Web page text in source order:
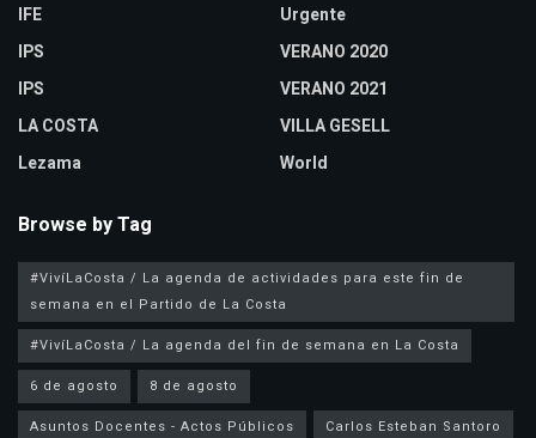
IFE
IPS
IPS
LA COSTA
Lezama
Urgente
VERANO 2020
VERANO 2021
VILLA GESELL
World
Browse by Tag
#VivíLaCosta / La agenda de actividades para este fin de
semana en el Partido de La Costa
#VivíLaCosta / La agenda del fin de semana en La Costa
6 de agosto
8 de agosto
Asuntos Docentes - Actos Públicos
Carlos Esteban Santoro